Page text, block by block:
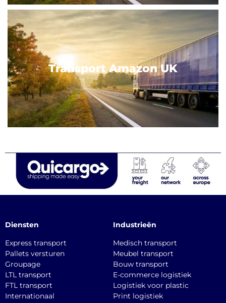
Transport Amazon UK
Diensten
Express transport
Pallets versturen
Groupage
LTL transport
FTL transport
Internationaal
Industrieën
Medisch transport
Meubel transport
Bouw transport
E-commerce logistiek
Logistiek voor plastic
Print logistiek